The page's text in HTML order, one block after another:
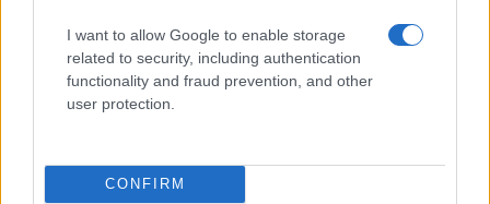
I want to allow Google to enable storage
related to security, including authentication
functionality and fraud prevention, and other
user protection.
CONFIRM
Sangue, musica e solidarietà con Avis Olbia al
Delta Center
Meteo Olbia 9 agosto, temperature in calo